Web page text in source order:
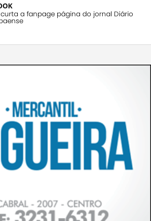
curta a fanpage página do jornal Diário